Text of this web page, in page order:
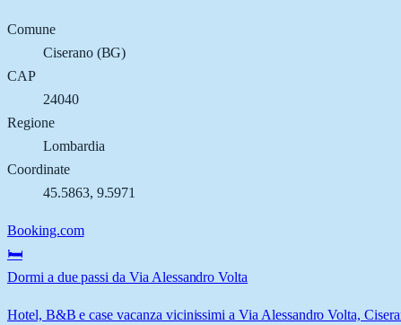
Comune
Ciserano(BG)
CAP
24040
Regione
Lombardia
Coordinate
45.5863, 9.5971
Booking.com
🛏️
Dormi a due passi da Via Alessandro Volta
Hotel, B&B e case vacanza vicinissimi a Via Alessandro Volta,